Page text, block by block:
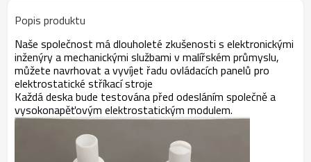
Popis produktu
Naše společnost má dlouholeté zkušenosti s elektronickými
inženýry a mechanickými službami v malířském průmyslu,
můžete navrhovat a vyvíjet řadu ovládacích panelů pro
elektrostatické stříkací stroje
Každá deska bude testována před odesláním společně a
vysokonapěťovým elektrostatickým modulem.